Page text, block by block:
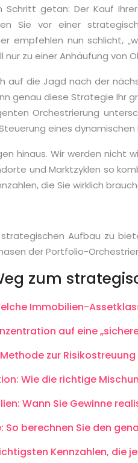
getan: Der Kauf
Sie vor einer
empfehlen nun schlicht,
zu einer Anhäufung
auf die Jagd nach der
genau diese Strategie Ihr
Orchestrierung
eines dynamischen
hinaus. Wir werden
und Marktzyklen so
die Sie wirklich
Aufbau zu
der Portfolio-
zum
Immobilien-
auf eine
zur
Wie die richtige
Wann Sie Gewinne
berechnen Sie den
Kennzahlen, die